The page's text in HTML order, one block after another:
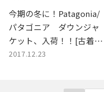
今期の冬に！Patagonia/
パタゴニア ダウンジャ
ケット、入荷！！[古着買
取 トレファクスタイル
2017.12.23